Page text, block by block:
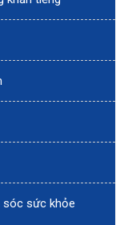
sóc sức khỏe